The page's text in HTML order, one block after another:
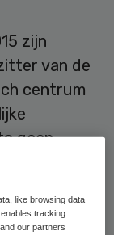
zijn
van de
centrum
gaan.
afronden
jaar als lid
feit dat
like browsing data
tracking
our partners